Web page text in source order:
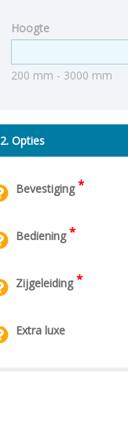
Hoogte
200 mm - 3000 mm
2. Opties
Bevestiging*
Bediening*
Zijgeleiding*
Extra luxe